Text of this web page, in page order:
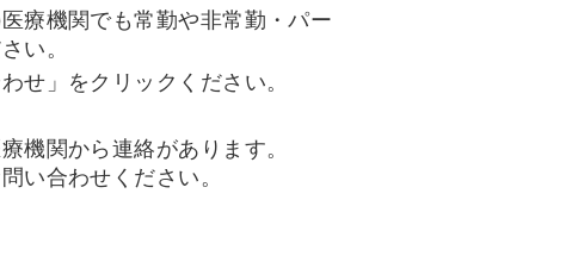
療機関でも常勤や非常勤・パー
い。
せ」をクリックください。
機関から連絡があります。
い合わせください。